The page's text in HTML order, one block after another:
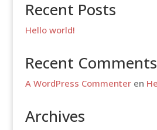
Recent Posts
Hello world!
Recent Comments
A WordPress Commenteren
Archives